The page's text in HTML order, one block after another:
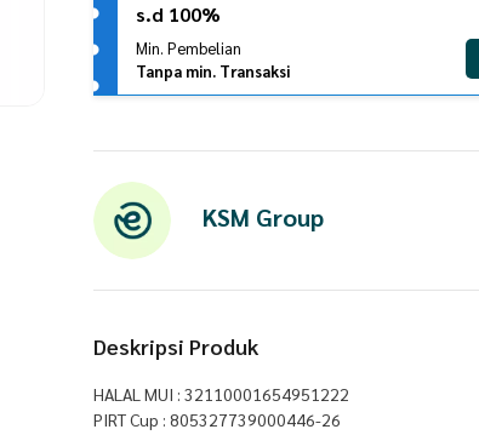
s.d 100%
Min. Pembelian
Tanpa min. Transaksi
KSM Group
Deskripsi Produk
HALAL MUI : 32110001654951222
PIRT Cup : 805327739000446-26